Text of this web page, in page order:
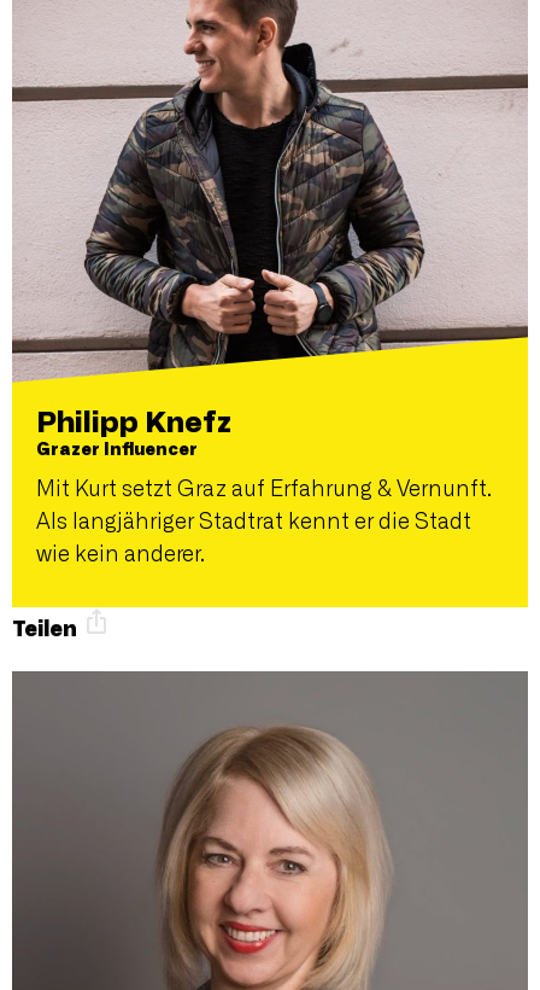
Philipp Knefz
Grazer Influencer
Mit Kurt setzt Graz auf Erfahrung & Vernunft.
Als langjähriger Stadtrat kennt er die Stadt
wie kein anderer.
Teilen